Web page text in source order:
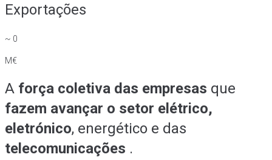
Exportações
~ 0
M€
A força coletiva das empresas que
fazem avançar o setor elétrico,
eletrónico, energético e das
telecomunicações .